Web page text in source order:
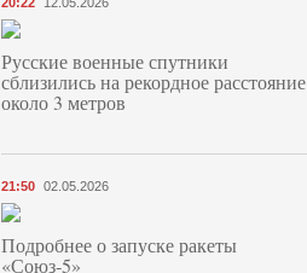
Русские военные спутники
сблизились на рекордное расстояние
около 3 метров
21:50 02.05.2026
Подробнее о запуске ракеты
«Союз‑5»